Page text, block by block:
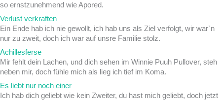
so ernstzunehmend wie Apored.
Verlust verkraften
Ein Ende hab ich nie gewollt, ich hab uns als Ziel verfolgt, wir war`n
nur zu zweit, doch ich war auf unsre Familie stolz.
Achillesferse
Mir fehlt dein Lachen, und dich sehen im Winnie Puuh Pullover, steh
neben mir, doch fühle mich als lieg ich tief im Koma.
Es liebt nur noch einer
Ich hab dich geliebt wie kein Zweiter, du hast mich geliebt, doch jetzt